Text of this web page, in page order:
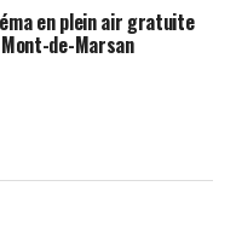
en plein air gratuite
de-Marsan